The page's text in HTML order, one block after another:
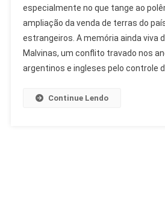
Venda
De
Terras
A
Estrangeiros
especialmente no que tange ao
ampliação da venda de terras do
estrangeiros. A memória ainda viva
Malvinas, um conflito travado nos
argentinos e ingleses pelo controle
Continue Lendo